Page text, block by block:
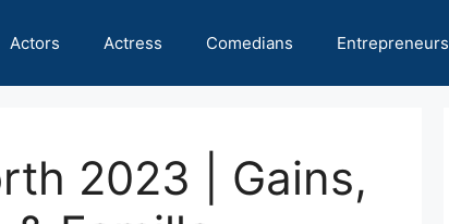
Actors Actress Comedians Entrepreneurs
2023 | Gains,